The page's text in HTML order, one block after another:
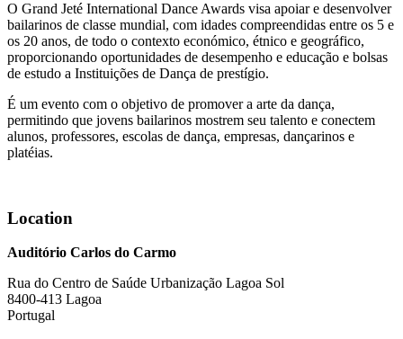
O Grand Jeté International Dance Awards visa apoiar e desenvolver
bailarinos de classe mundial, com idades compreendidas entre os 5 e
os 20 anos, de todo o contexto económico, étnico e geográfico,
proporcionando oportunidades de desempenho e educação e bolsas
de estudo a Instituições de Dança de prestígio.
É um evento com o objetivo de promover a arte da dança,
permitindo que jovens bailarinos mostrem seu talento e conectem
alunos, professores, escolas de dança, empresas, dançarinos e
platéias.
Location
Auditório Carlos do Carmo
Rua do Centro de Saúde Urbanização Lagoa Sol
8400-413 Lagoa
Portugal